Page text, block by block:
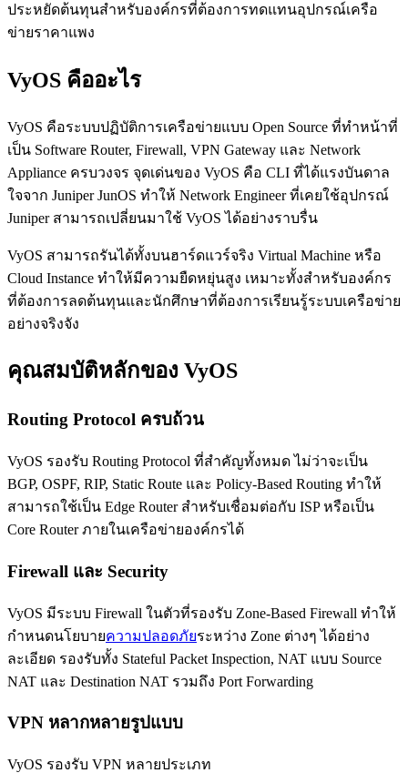
ประหยัดต้นทุนสำหรับองค์กรที่ต้องการทดแทนอุปกรณ์เครือ
ข่ายราคาแพง
VyOS คืออะไร
VyOS คือระบบปฏิบัติการเครือข่ายแบบ Open Source ที่ทำหน้าที่
เป็น Software Router, Firewall, VPN Gateway และ Network
Appliance ครบวงจร จุดเด่นของ VyOS คือ CLI ที่ได้แรงบันดาล
ใจจาก Juniper JunOS ทำให้ Network Engineer ที่เคยใช้อุปกรณ์
Juniper สามารถเปลี่ยนมาใช้ VyOS ได้อย่างราบรื่น
VyOS สามารถรันได้ทั้งบนฮาร์ดแวร์จริง Virtual Machine หรือ
Cloud Instance ทำให้มีความยืดหยุ่นสูง เหมาะทั้งสำหรับองค์กร
ที่ต้องการลดต้นทุนและนักศึกษาที่ต้องการเรียนรู้ระบบเครือข่าย
อย่างจริงจัง
คุณสมบัติหลักของ VyOS
Routing Protocol ครบถ้วน
VyOS รองรับ Routing Protocol ที่สำคัญทั้งหมด ไม่ว่าจะเป็น
BGP, OSPF, RIP, Static Route และ Policy-Based Routing ทำให้
สามารถใช้เป็น Edge Router สำหรับเชื่อมต่อกับ ISP หรือเป็น
Core Router ภายในเครือข่ายองค์กรได้
Firewall และ Security
VyOS มีระบบ Firewall ในตัวที่รองรับ Zone-Based Firewall ทำให้
กำหนดนโยบายความปลอดภัยระหว่าง Zone ต่างๆ ได้อย่าง
ละเอียด รองรับทั้ง Stateful Packet Inspection, NAT แบบ Source
NAT และ Destination NAT รวมถึง Port Forwarding
VPN หลากหลายรูปแบบ
VyOS รองรับ VPN หลายประเภท